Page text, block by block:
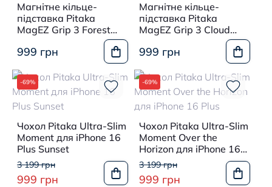
Магнітне кільце-
підставка Pitaka
MagEZ Grip 3 Forest
999 грн
Магнітне кільце-
підставка Pitaka
MagEZ Grip 3 Cloud
999 грн
-69%
Чохол Pitaka Ultra-Slim
Moment для iPhone 16
Plus Sunset
3 199 грн
999 грн
-69%
Чохол Pitaka Ultra-Slim
Moment Over the
Horizon для iPhone 16
Plus
3 199 грн
999 грн